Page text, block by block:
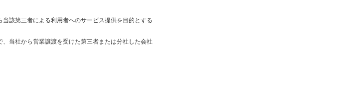
該第三者による利用者へのサービス提供を目的とする
当社から営業譲渡を受けた第三者または分社した会社